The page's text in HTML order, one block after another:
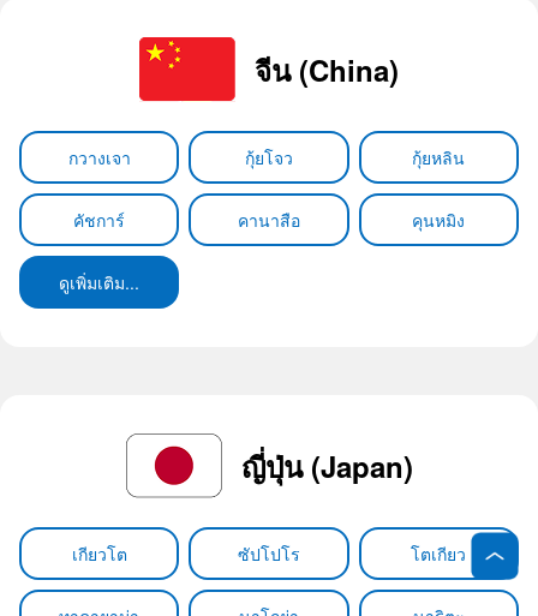
จีน (China)
กวางเจา กุ้ยโจว กุ้ยหลิน
คัชการ์ คานาสือ คุนหมิง
ดูเพิ่มเติม...
ญี่ปุ่น (Japan)
เกียวโต ซัปโปโร โตเกียว